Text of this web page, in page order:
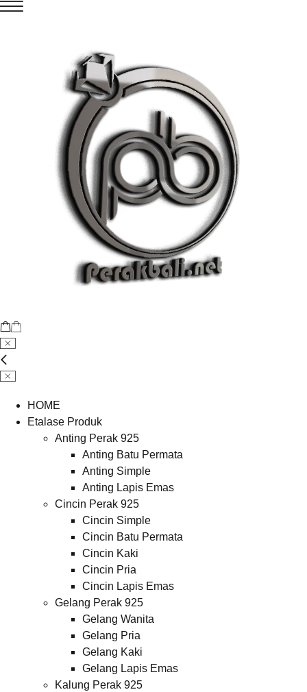
HOME
Etalase Produk
Anting Perak 925
Anting Batu Permata
Anting Simple
Anting Lapis Emas
Cincin Perak 925
Cincin Simple
Cincin Batu Permata
Cincin Kaki
Cincin Pria
Cincin Lapis Emas
Gelang Perak 925
Gelang Wanita
Gelang Pria
Gelang Kaki
Gelang Lapis Emas
Kalung Perak 925